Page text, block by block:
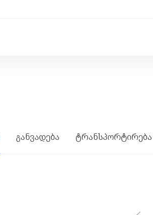
განვადება ტრანსპორტირება